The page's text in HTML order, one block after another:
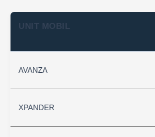
UNIT MOBIL
AVANZA
XPANDER